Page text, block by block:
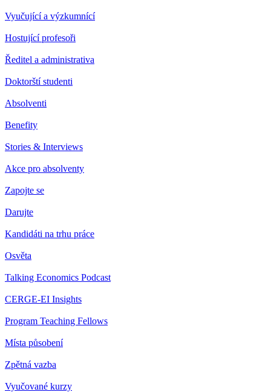
Vyučující a výzkumnící
Hostující profesoři
Ředitel a administrativa
Doktorští studenti
Absolventi
Benefity
Stories & Interviews
Akce pro absolventy
Zapojte se
Darujte
Kandidáti na trhu práce
Osvěta
Talking Economics Podcast
CERGE-EI Insights
Program Teaching Fellows
Místa působení
Zpětná vazba
Vyučované kurzy